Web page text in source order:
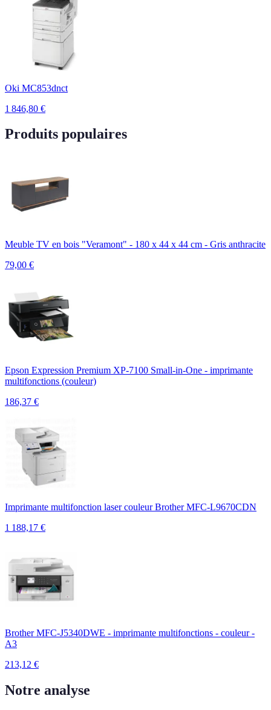
Oki MC853dnct
1 846,80 €
Produits populaires
Meuble TV en bois "Veramont" - 180 x 44 x 44 cm - Gris anthracite
79,00 €
Epson Expression Premium XP-7100 Small-in-One - imprimante
multifonctions (couleur)
186,37 €
Imprimante multifonction laser couleur Brother MFC-L9670CDN
1 188,17 €
Brother MFC-J5340DWE - imprimante multifonctions - couleur -
A3
213,12 €
Notre analyse